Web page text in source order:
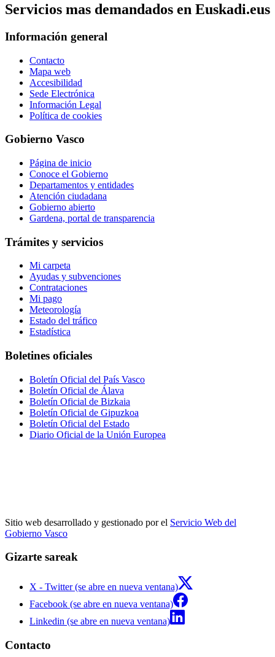
Servicios mas demandados en Euskadi.eus
Información general
Contacto
Mapa web
Accesibilidad
Sede Electrónica
Información Legal
Política de cookies
Gobierno Vasco
Página de inicio
Conoce el Gobierno
Departamentos y entidades
Atención ciudadana
Gobierno abierto
Gardena, portal de transparencia
Trámites y servicios
Mi carpeta
Ayudas y subvenciones
Contrataciones
Mi pago
Meteorología
Estado del tráfico
Estadística
Boletines oficiales
Boletín Oficial del País Vasco
Boletín Oficial de Álava
Boletín Oficial de Bizkaia
Boletín Oficial de Gipuzkoa
Boletín Oficial del Estado
Diario Oficial de la Unión Europea
Sitio web desarrollado y gestionado por el Servicio Web del
Gobierno Vasco
Gizarte sareak
X - Twitter (se abre en nueva ventana)
Facebook (se abre en nueva ventana)
Linkedin (se abre en nueva ventana)
Contacto